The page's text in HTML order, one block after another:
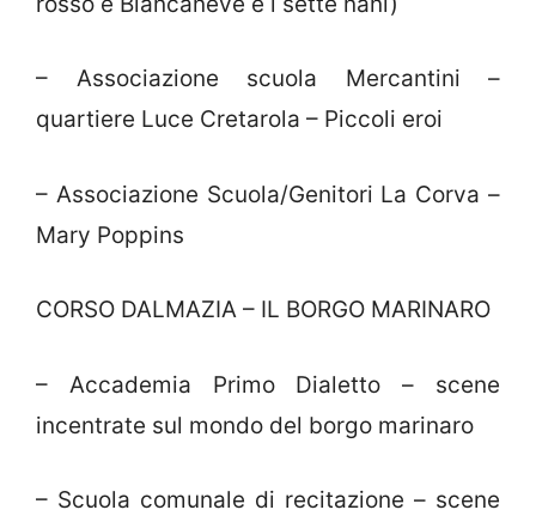
– Associazione scuola Mercantini –
quartiere Luce Cretarola – Piccoli eroi
– Associazione Scuola/Genitori La Corva –
Mary Poppins
CORSO DALMAZIA – IL BORGO MARINARO
– Accademia Primo Dialetto – scene
incentrate sul mondo del borgo marinaro
– Scuola comunale di recitazione – scene